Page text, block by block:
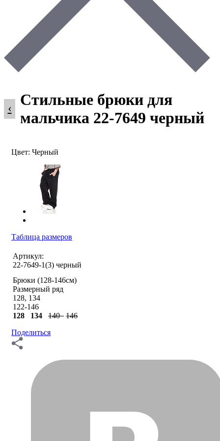
‹
Стильные брюки для
мальчика 22-7649 черный
Цвет: Черный
Таблица размеров
Артикул:
22-7649-1(3) черный
Брюки (128-146см)
Размерный ряд
128, 134
122-146
128
134 140 146
Поделиться